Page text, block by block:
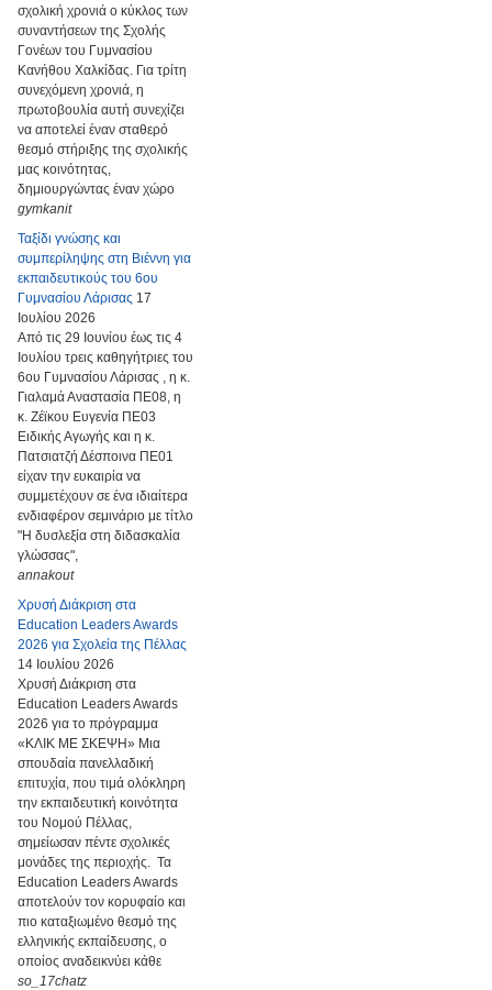
σχολική χρονιά ο κύκλος των
συναντήσεων της Σχολής
Γονέων του Γυμνασίου
Κανήθου Χαλκίδας. Για τρίτη
συνεχόμενη χρονιά, η
πρωτοβουλία αυτή συνεχίζει
να αποτελεί έναν σταθερό
θεσμό στήριξης της σχολικής
μας κοινότητας,
δημιουργώντας έναν χώρο
gymkanit
Ταξίδι γνώσης και
συμπερίληψης στη Βιέννη για
εκπαιδευτικούς του 6ου
Γυμνασίου Λάρισας 17
Ιουλίου 2026
Από τις 29 Ιουνίου έως τις 4
Ιουλίου τρεις καθηγήτριες του
6ου Γυμνασίου Λάρισας , η κ.
Γιαλαμά Αναστασία ΠΕ08, η
κ. Ζέϊκου Ευγενία ΠΕ03
Ειδικής Αγωγής και η κ.
Πατσιατζή Δέσποινα ΠΕ01
είχαν την ευκαιρία να
συμμετέχουν σε ένα ιδιαίτερα
ενδιαφέρον σεμινάριο με τίτλο
"Η δυσλεξία στη διδασκαλία
γλώσσας",
annakout
Χρυσή Διάκριση στα
Education Leaders Awards
2026 για Σχολεία της Πέλλας
14 Ιουλίου 2026
Χρυσή Διάκριση στα
Education Leaders Awards
2026 για το πρόγραμμα
«ΚΛΙΚ ΜΕ ΣΚΕΨΗ» Μια
σπουδαία πανελλαδική
επιτυχία, που τιμά ολόκληρη
την εκπαιδευτική κοινότητα
του Νομού Πέλλας,
σημείωσαν πέντε σχολικές
μονάδες της περιοχής. Τα
Education Leaders Awards
αποτελούν τον κορυφαίο και
πιο καταξιωμένο θεσμό της
ελληνικής εκπαίδευσης, ο
οποίος αναδεικνύει κάθε
so_17chatz